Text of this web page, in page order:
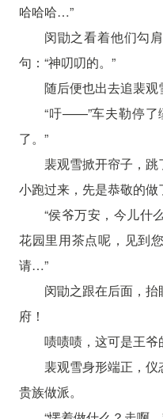
哈哈哈…”
闵勖之看着他们勾
句：“神叨叨的。”
随后便也出去追裴观
“吁——”车夫勒停了
了。”
裴观雪掀开帘子，
小跑过来，先是恭敬的做
“侯爷万安，今儿什
花园里用茶点呢，见到
请…”
闵勖之跟在后面，
府！
啧啧啧，这可是王爷
裴观雪身形端正，
贵族做派。